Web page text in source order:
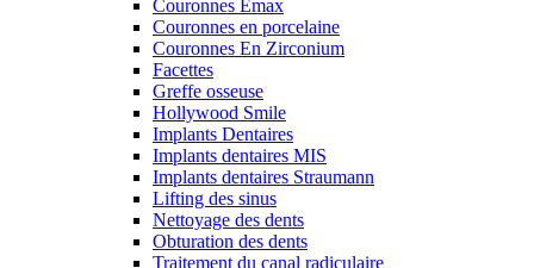
Couronnes Emax
Couronnes en porcelaine
Couronnes En Zirconium
Facettes
Greffe osseuse
Hollywood Smile
Implants Dentaires
Implants dentaires MIS
Implants dentaires Straumann
Lifting des sinus
Nettoyage des dents
Obturation des dents
Traitement du canal radiculaire